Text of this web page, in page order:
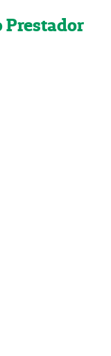
Prestador